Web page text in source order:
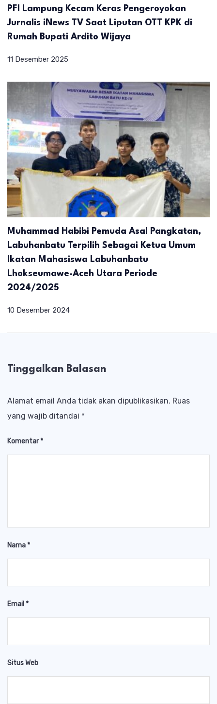
PFI Lampung Kecam Keras Pengeroyokan
Jurnalis iNews TV Saat Liputan OTT KPK di
Rumah Bupati Ardito Wijaya
11 Desember 2025
Muhammad Habibi Pemuda Asal Pangkatan,
Labuhanbatu Terpilih Sebagai Ketua Umum
Ikatan Mahasiswa Labuhanbatu
Lhokseumawe-Aceh Utara Periode
2024/2025
10 Desember 2024
Tinggalkan Balasan
Alamat email Anda tidak akan dipublikasikan. Ruas
yang wajib ditandai *
Komentar*
Nama*
Email *
Situs Web